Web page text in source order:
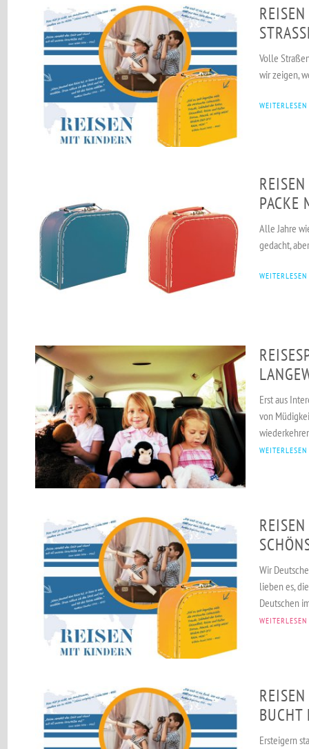
Volle
wir zeigen,
WEITERLESEN
PACKE
Alle Jahre
gedacht,
WEITERLESEN
Erst aus
von
WEITERLESEN
Wir
lieben es,
Deutschen
WEITERLESEN
Ersteigern